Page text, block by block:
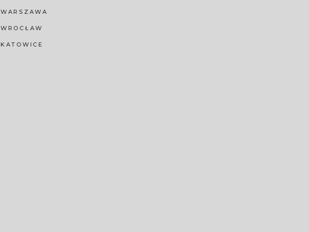
WARSZAWA
WROCŁAW
KATOWICE